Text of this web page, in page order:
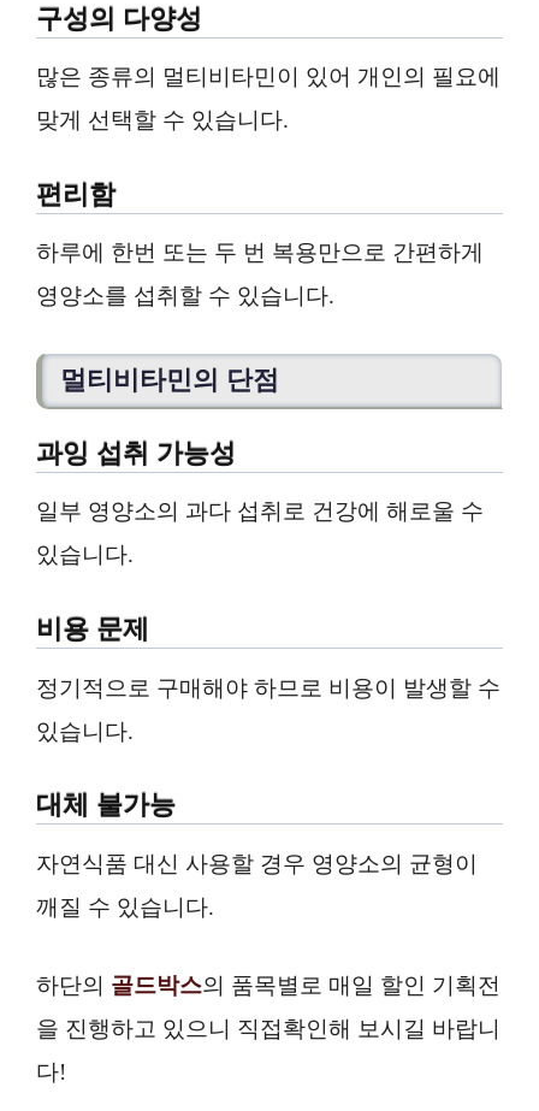
구성의 다양성
많은 종류의 멀티비타민이 있어 개인의 필요에
맞게 선택할 수 있습니다.
편리함
하루에 한번 또는 두 번 복용만으로 간편하게
영양소를 섭취할 수 있습니다.
멀티비타민의 단점
과잉 섭취 가능성
일부 영양소의 과다 섭취로 건강에 해로울 수
있습니다.
비용 문제
정기적으로 구매해야 하므로 비용이 발생할 수
있습니다.
대체 불가능
자연식품 대신 사용할 경우 영양소의 균형이
깨질 수 있습니다.
하단의 골드박스의 품목별로 매일 할인 기획전
을 진행하고 있으니 직접확인해 보시길 바랍니
다!